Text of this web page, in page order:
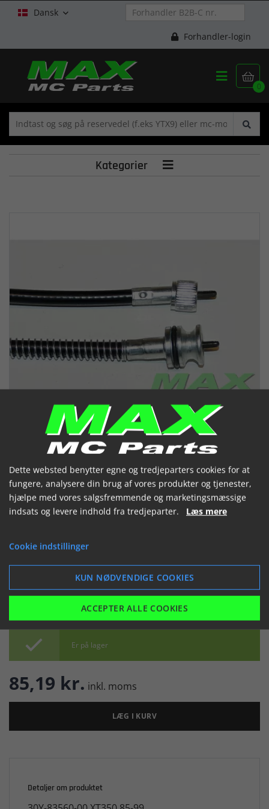
Dansk 
Forhandler-login

0

Kategorier 
Omd.Tællerkabel YAMAHA XT350
85-99
(045318)
 Er på lager
85,19 kr. inkl. moms
LÆG I KURV
Detaljer om produktet
Dette websted benytter egne og tredjeparters cookies for at
fungere, analysere din brug af vores produkter og tjenester,
hjælpe med vores salgsfremmende og marketingsmæssige
indsats og levere indhold fra tredjeparter. Læs mere
Cookie indstillinger
KUN NØDVENDIGE COOKIES
ACCEPTER ALLE COOKIES